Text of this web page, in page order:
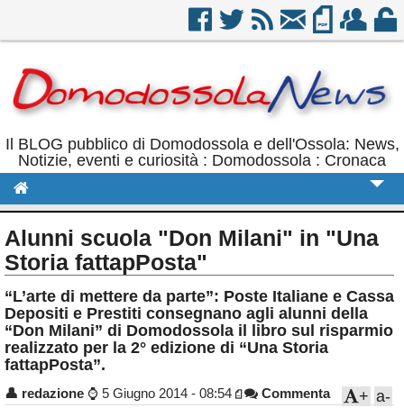
Il BLOG pubblico di Domodossola e dell'Ossola: News,
Notizie, eventi e curiosità : Domodossola : Cronaca
Politica
Sport
Eventi
Rubriche
Calendario
Alunni scuola "Don Milani" in "Una
Storia fattapPosta"
“L’arte di mettere da parte”: Poste Italiane e Cassa
Depositi e Prestiti consegnano agli alunni della
“Don Milani” di Domodossola il libro sul risparmio
realizzato per la 2° edizione di “Una Storia
fattapPosta”.
👤 redazione ⌚ 5 Giugno 2014 - 08:54 Commenta a-
+